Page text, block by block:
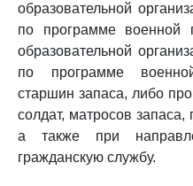
образовательной
по программе военной
образовательной
по программе
старшин запаса, либо
солдат, матросов
а также при
гражданскую службу.